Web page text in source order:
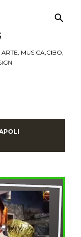
MUSICA,CIBO,